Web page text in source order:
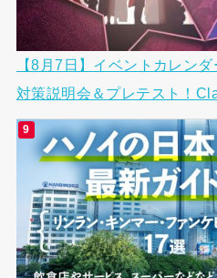
【8月7日】イベントカレン
対策説明会＆プレテスト！